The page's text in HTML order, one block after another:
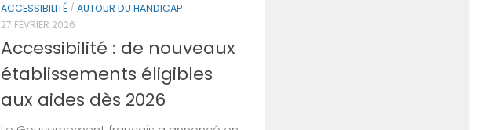
ACCESSIBILITÉ / AUTOUR DU HANDICAP
27 FÉVRIER 2026
Accessibilité : de nouveaux
établissements éligibles
aux aides dès 2026